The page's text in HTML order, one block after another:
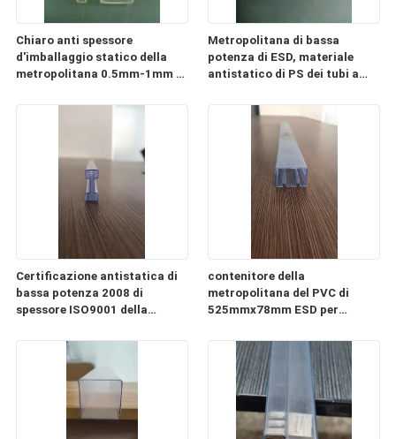
Chiaro anti spessore
d'imballaggio statico della
metropolitana 0.5mm-1mm di
metropolitana
Metropolitana di bassa
potenza di ESD, materiale
antistatico di PS dei tubi a
Certificazione antistatica di
bassa potenza 2008 di
spessore ISO9001 della
contenitore della
metropolitana del PVC di
525mmx78mm ESD per
alimentazione